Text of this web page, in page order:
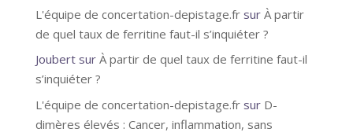
L'équipe de concertation-depistage.frsur À partir
de quel taux de ferritine faut-il s’inquiéter ?
Joubertsur À partir de quel taux de ferritine faut-il
s’inquiéter ?
L'équipe de concertation-depistage.frsur D-
dimères élevés : Cancer, inflammation, sans